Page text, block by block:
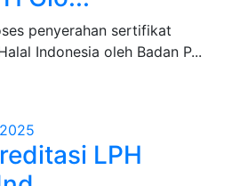
penyerahan sertifikat
Indonesia oleh Badan P...
LPH